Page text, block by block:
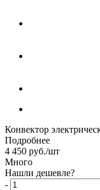
Конвектор
Подробнее
4 450 руб./шт
Много
Нашли дешевле?
-